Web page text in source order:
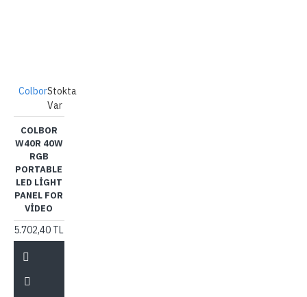
ColborStokta
Var
COLBOR
W40R 40W
RGB
PORTABLE
LED LIGHT
PANEL FOR
VIDEO
5.702,40 TL